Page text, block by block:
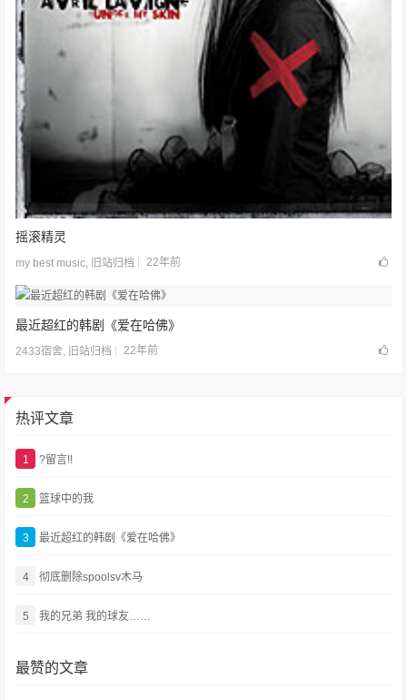
摇滚精灵
my best music, 旧站归档 22年前
最近超红的韩剧《爱在哈佛》
2433宿舍, 旧站归档 22年前
热评文章
1 ?留言!!
2 篮球中的我
3 最近超红的韩剧《爱在哈佛》
4 彻底删除spoolsv木马
5 我的兄弟 我的球友……
最赞的文章